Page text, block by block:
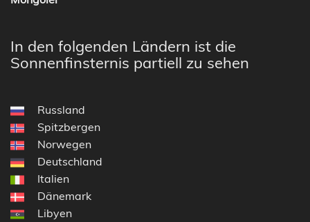
In den folgenden Ländern ist die
Sonnenfinsternis partiell zu sehen
Russland
Spitzbergen
Norwegen
Deutschland
Italien
Dänemark
Libyen